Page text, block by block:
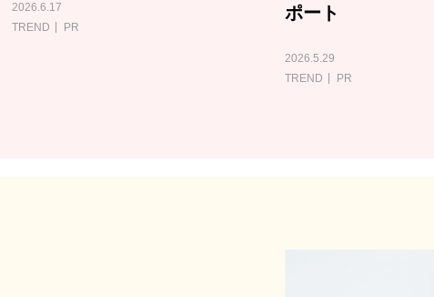
2026.6.17
TREND
PR
ポート
2026.5.29
TREND
PR